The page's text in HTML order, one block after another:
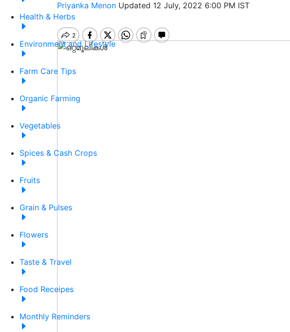
Health & Herbs
Environment and Lifestyle
Farm Care Tips
Organic Farming
Vegetables
Spices & Cash Crops
Fruits
Grain & Pulses
Flowers
Taste & Travel
Food Receipes
Monthly Reminders
Priyanka Menon Updated 12 July, 2022 6:00 PM IST